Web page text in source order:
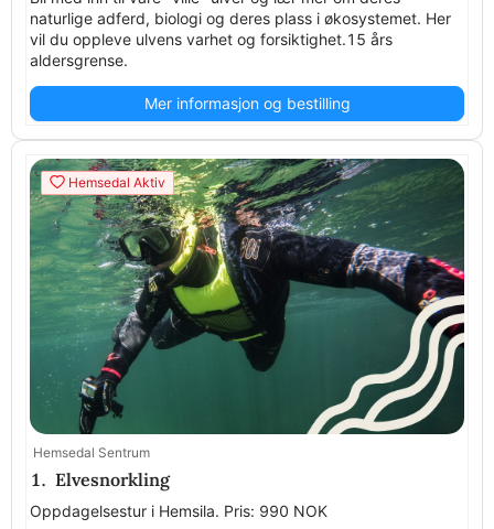
naturlige adferd, biologi og deres plass i økosystemet. Her
vil du oppleve ulvens varhet og forsiktighet.15 års
aldersgrense.
Mer informasjon og bestilling
Hemsedal Aktiv
Hemsedal Sentrum
1. Elvesnorkling
Oppdagelsestur i Hemsila. Pris: 990 NOK